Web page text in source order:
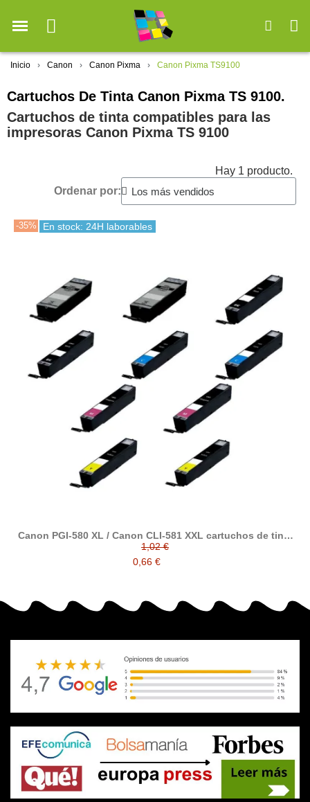
Inicio Canon Canon Pixma Canon Pixma TS9100
Cartuchos De Tinta Canon Pixma TS 9100.
Cartuchos de tinta compatibles para las
impresoras Canon Pixma TS 9100
Hay 1 producto.
Ordenar por:
-35% En stock: 24H laborables
Canon PGI-580 XL / Canon CLI-581 XXL cartuchos de tinta
compatibles
1,02 €
0,66 €